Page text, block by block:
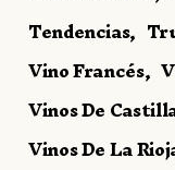
Tendencias
Vino Francés
Vinos De
Vinos De La